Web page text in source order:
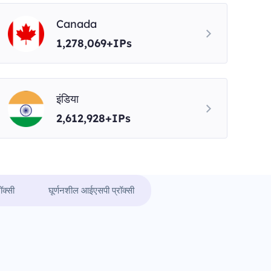
Canada
1,278,069+IPs
इंडिया
2,612,928+IPs
घूर्णनशील आईएसपी प्रॉक्सी